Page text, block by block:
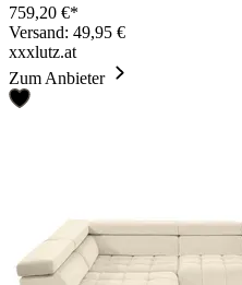
759,20 €*
Versand: 49,95 €
xxxlutz.at
Zum Anbieter